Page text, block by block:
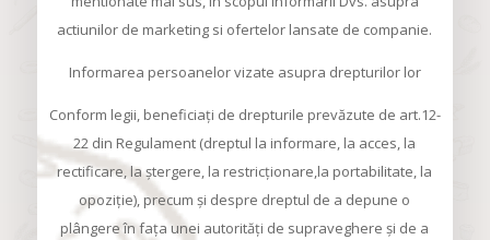
actiunilor de marketing si ofertelor lansate de companie.
Informarea persoanelor vizate asupra drepturilor lor
Conform legii, beneficiați de drepturile prevăzute de art.12-
22 din Regulament (dreptul la informare, la acces, la
rectificare, la ştergere, la restricţionare,la portabilitate, la
opoziţie), precum şi despre dreptul de a depune o
plângere în faţa unei autorităţi de supraveghere şi de a